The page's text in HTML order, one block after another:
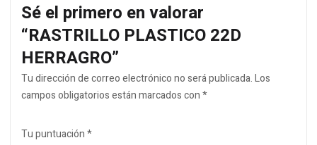
Sé el primero en valorar
“RASTRILLO PLASTICO 22D
HERRAGRO”
Tu dirección de correo electrónico no será publicada.Los
campos obligatorios están marcados con*
Tu puntuación*